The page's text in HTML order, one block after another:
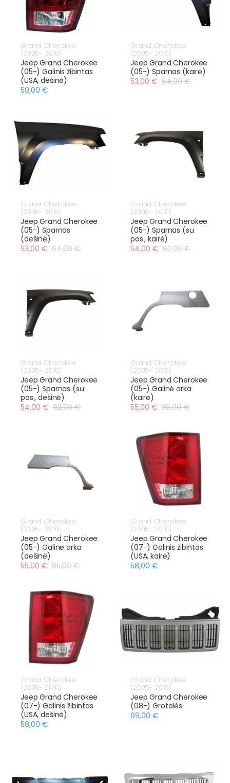
Grand Cherokee
(2005- 2010)
Jeep Grand Cherokee
(05-) Galinis žibintas
(USA, dešinė)
50,00 €
Grand Cherokee
(2005- 2010)
Jeep Grand Cherokee
(05-) Sparnas (kairė)
53,00 € 64,00 €
Grand Cherokee
(2005- 2010)
Jeep Grand Cherokee
(05-) Sparnas
(dešinė)
53,00 € 64,00 €
Grand Cherokee
(2005- 2010)
Jeep Grand Cherokee
(05-) Sparnas (su
pos., kairė)
54,00 € 62,00 €
Grand Cherokee
(2005- 2010)
Jeep Grand Cherokee
(05-) Sparnas (su
pos., dešinė)
54,00 € 62,00 €
Grand Cherokee
(2005- 2010)
Jeep Grand Cherokee
(05-) Galinė arka
(kairė)
55,00 € 85,00 €
Grand Cherokee
(2005- 2010)
Jeep Grand Cherokee
(05-) Galinė arka
(dešinė)
55,00 € 85,00 €
Grand Cherokee
(2005- 2010)
Jeep Grand Cherokee
(07-) Galinis žibintas
(USA, kairė)
58,00 €
Grand Cherokee
(2005- 2010)
Jeep Grand Cherokee
(07-) Galinis žibintas
(USA, dešinė)
58,00 €
Grand Cherokee
(2005- 2010)
Jeep Grand Cherokee
(08-) Grotelės
69,00 €